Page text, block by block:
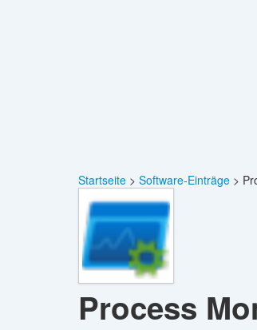
Startseite Software-Einträge
Process